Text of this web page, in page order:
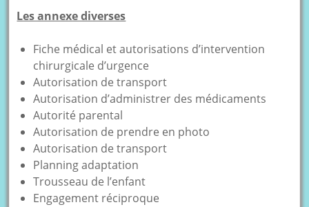
Les annexe diverses
Fiche médical et autorisations d’intervention
chirurgicale d’urgence
Autorisation de transport
Autorisation d’administrer des médicaments
Autorité parental
Autorisation de prendre en photo
Autorisation de transport
Planning adaptation
Trousseau de l’enfant
Engagement réciproque